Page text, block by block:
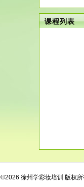
课程列表
©2026 徐州学彩妆培训 版权